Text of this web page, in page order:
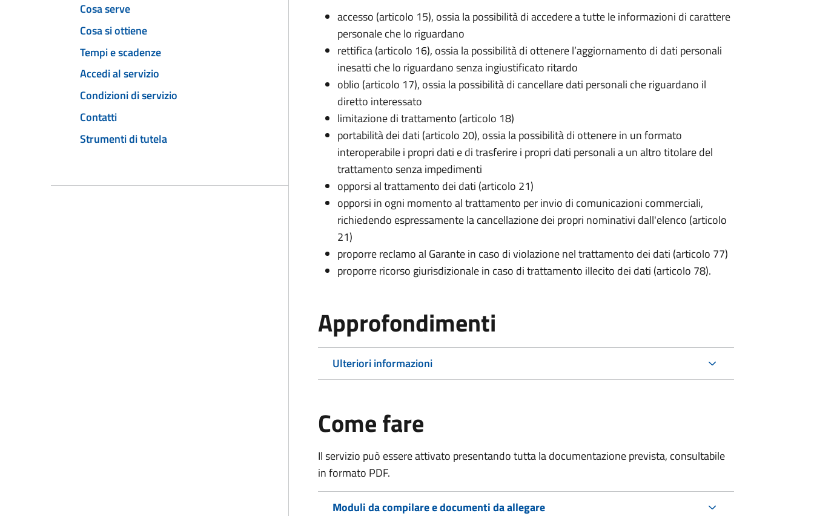
Cosa serve
Cosa si ottiene
Tempi e scadenze
Accedi al servizio
Condizioni di servizio
Contatti
Strumenti di tutela
accesso (articolo 15), ossia la possibilità di accedere a tutte le informazioni di carattere
personale che lo riguardano
rettifica (articolo 16), ossia la possibilità di ottenere l’aggiornamento di dati personali
inesatti che lo riguardano senza ingiustificato ritardo
oblio (articolo 17), ossia la possibilità di cancellare dati personali che riguardano il
diretto interessato
limitazione di trattamento (articolo 18)
portabilità dei dati (articolo 20), ossia la possibilità di ottenere in un formato
interoperabile i propri dati e di trasferire i propri dati personali a un altro titolare del
trattamento senza impedimenti
opporsi al trattamento dei dati (articolo 21)
opporsi in ogni momento al trattamento per invio di comunicazioni commerciali,
richiedendo espressamente la cancellazione dei propri nominativi dall'elenco (articolo
21)
proporre reclamo al Garante in caso di violazione nel trattamento dei dati (articolo 77)
proporre ricorso giurisdizionale in caso di trattamento illecito dei dati (articolo 78).
Approfondimenti
Ulteriori informazioni
Come fare
Il servizio può essere attivato presentando tutta la documentazione prevista, consultabile
in formato PDF.
Moduli da compilare e documenti da allegare